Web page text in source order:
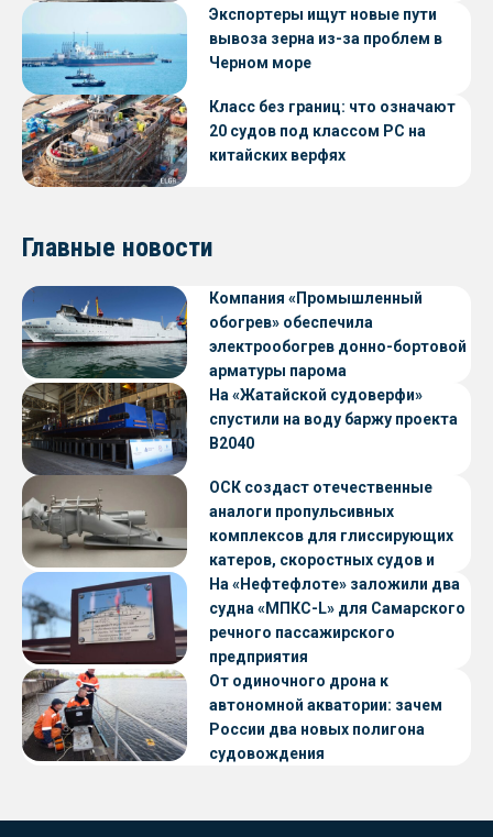
Экспортеры ищут новые пути
вывоза зерна из-за проблем в
Черном море
Класс без границ: что означают
20 судов под классом РС на
китайских верфях
Главные новости
Компания «Промышленный
обогрев» обеспечила
электрообогрев донно-бортовой
арматуры парома
«Петропавловск» проекта CNF22
На «Жатайской судоверфи»
спустили на воду баржу проекта
В2040
ОСК создаст отечественные
аналоги пропульсивных
комплексов для глиссирующих
катеров, скоростных судов и
судов с малой осадкой
На «Нефтефлоте» заложили два
судна «МПКС-L» для Самарского
речного пассажирского
предприятия
От одиночного дрона к
автономной акватории: зачем
России два новых полигона
судовождения